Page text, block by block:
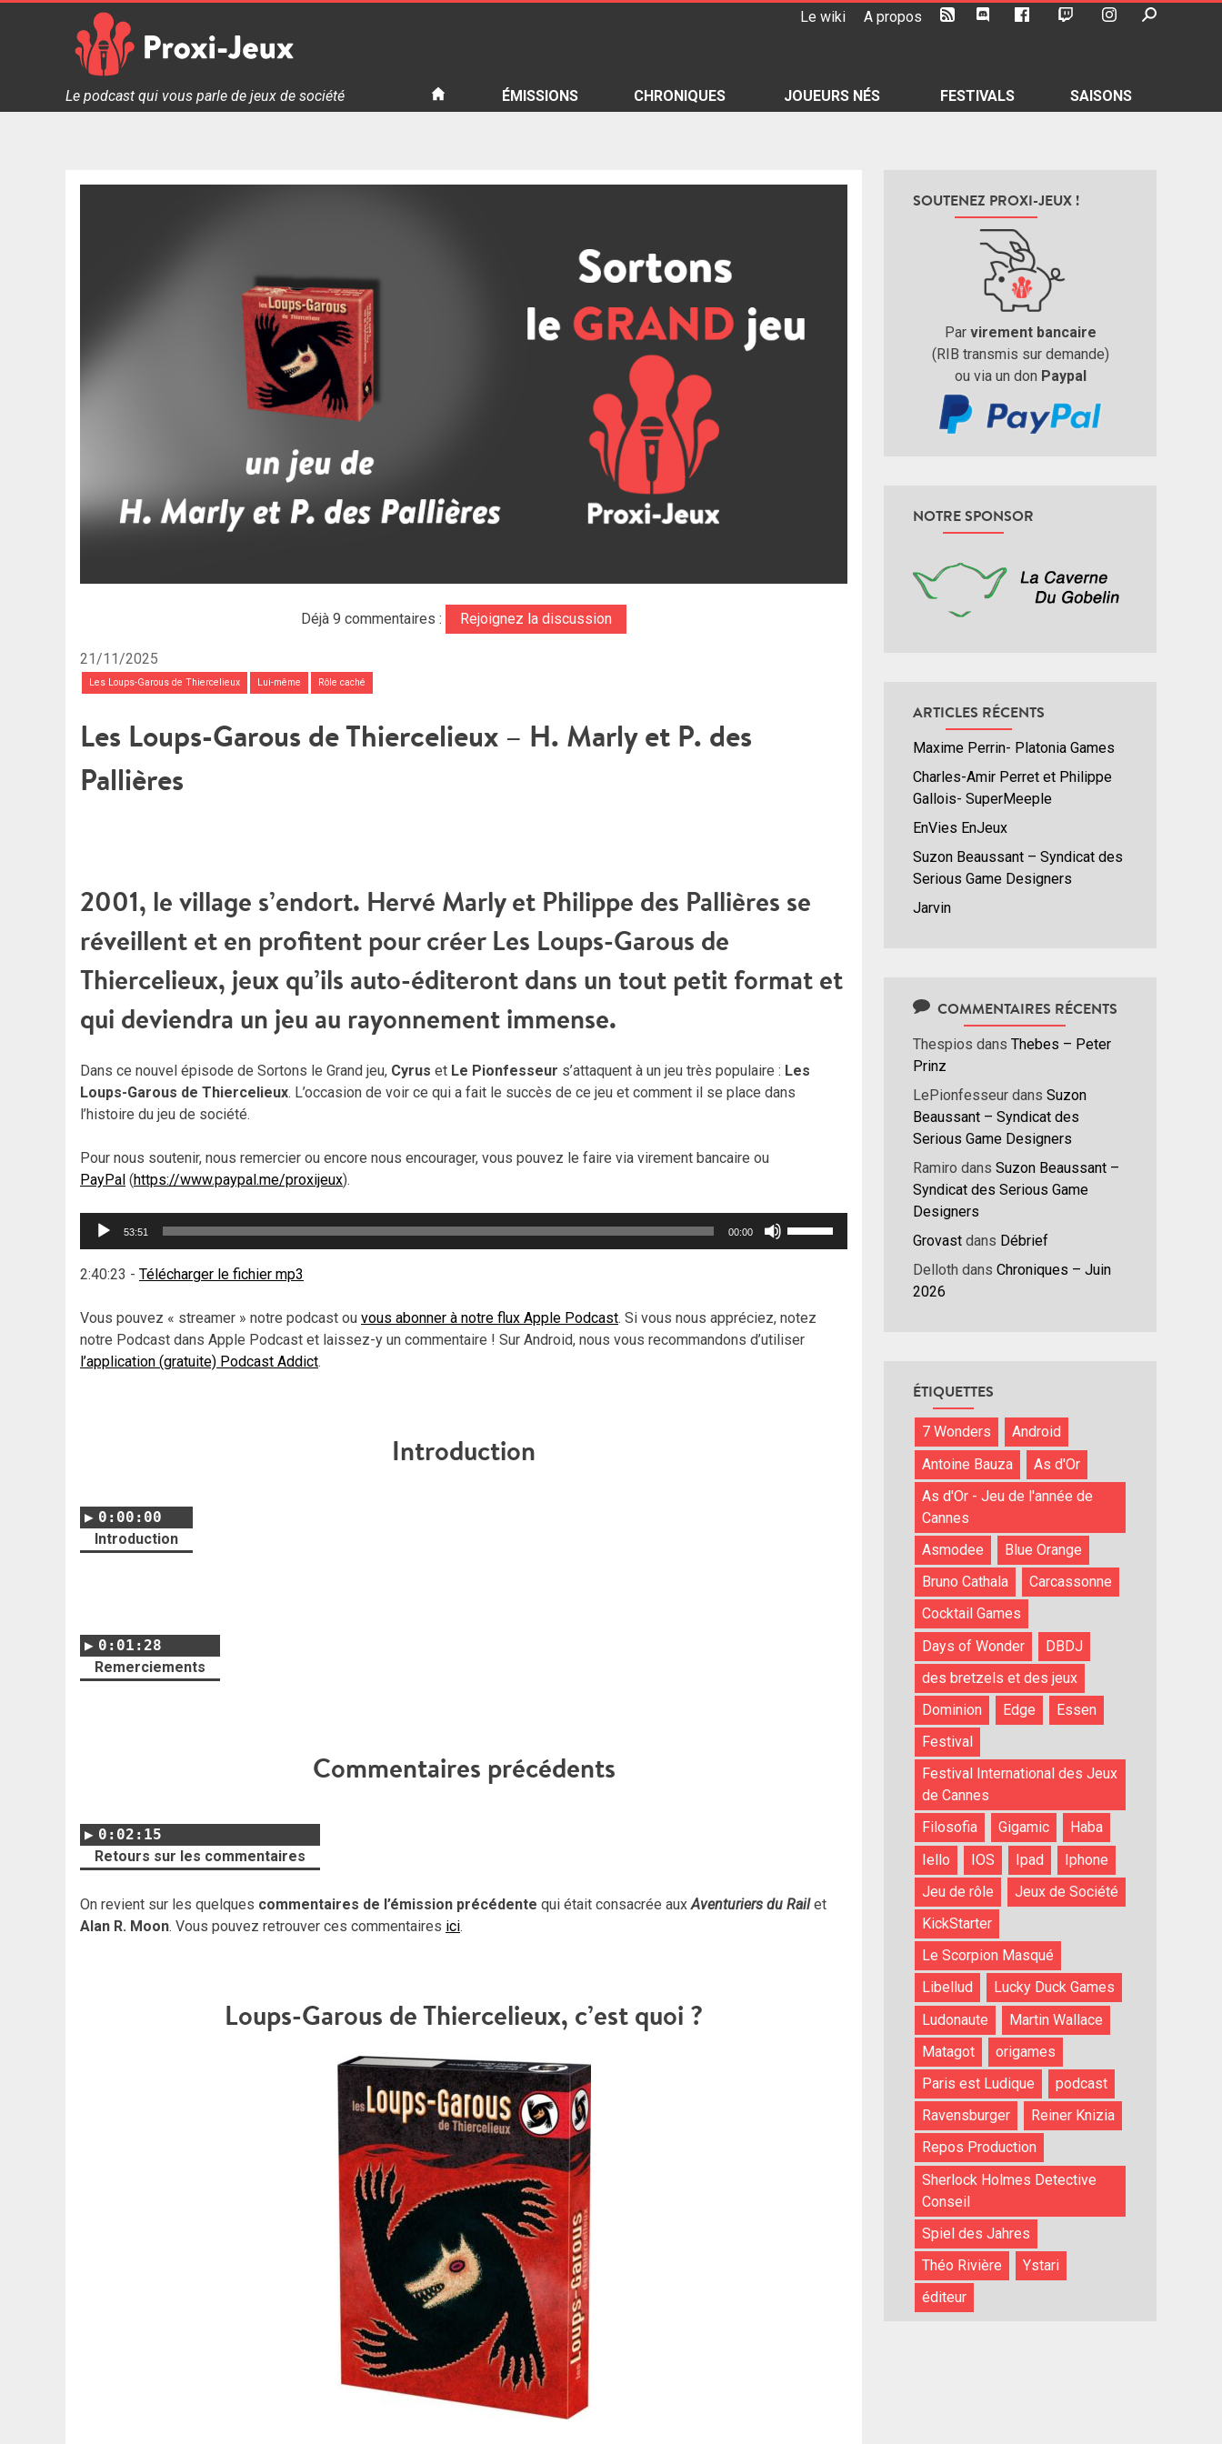
Le wiki A propos
Proxi Jeux - Le podcast qui vous parle de jeux de société
Le podcast qui vous parle de jeux de société ÉMISSIONS CHRONIQUES JOUEURS NÉS FESTIVALS SAISONS
Déjà 9 commentaires : Rejoignez la discussion
21/11/2025
Les Loups-Garous de Thiercelieux Lui-même Rôle caché
Les Loups-Garous de Thiercelieux – H. Marly et P. des
Pallières
2001, le village s’endort. Hervé Marly et Philippe des Pallières se
réveillent et en profitent pour créer Les Loups-Garous de
Thiercelieux, jeux qu’ils auto-éditeront dans un tout petit format et
qui deviendra un jeu au rayonnement immense.
Dans ce nouvel épisode de Sortons le Grand jeu, Cyrus et Le Pionfesseur s’attaquent à un jeu très populaire : Les
Loups-Garous de Thiercelieux. L’occasion de voir ce qui a fait le succès de ce jeu et comment il se place dans
l’histoire du jeu de société.
Pour nous soutenir, nous remercier ou encore nous encourager, vous pouvez le faire via virement bancaire ou
PayPal (https://www.paypal.me/proxijeux).
Lecteur
53:51 00:00
pour
2:40:23 - Télécharger le fichier mp3
Vous pouvez « streamer » notre podcast ou vous abonner à notre flux Apple Podcast. Si vous nous appréciez, notez
notre Podcast dans Apple Podcast et laissez-y un commentaire ! Sur Android, nous vous recommandons d’utiliser
l’application (gratuite) Podcast Addict.
Introduction
0:00:00
Introduction
0:01:28
Remerciements
Commentaires précédents
0:02:15
Retours sur les commentaires
On revient sur les quelques commentaires de l’émission précédente qui était consacrée aux Aventuriers du Railet
Alan R. Moon. Vous pouvez retrouver ces commentaires ici.
Loups-Garous de Thiercelieux, c’est quoi ?
SOUTENEZ PROXI-JEUX !
Par virement bancaire
(RIB transmis sur demande)
ou via un don Paypal
NOTRE SPONSOR
ARTICLES RÉCENTS
Maxime Perrin- Platonia Games
Charles-Amir Perret et Philippe
Gallois- SuperMeeple
EnVies EnJeux
Suzon Beaussant – Syndicat des
Serious Game Designers
Jarvin
COMMENTAIRES RÉCENTS
Thespios dans Thebes – Peter
Prinz
LePionfesseur dans Suzon
Beaussant – Syndicat des
Serious Game Designers
Ramiro dans Suzon Beaussant –
Syndicat des Serious Game
Designers
Grovast dans Débrief
Delloth dans Chroniques – Juin
2026
ÉTIQUETTES
7 Wonders
Android
Antoine Bauza
As d'Or
As d'Or - Jeu de l'année de
Cannes
Asmodee
Blue Orange
Bruno Cathala
Carcassonne
Cocktail Games
Days of Wonder
DBDJ
des bretzels et des jeux
Dominion
Edge
Essen
Festival
Festival International des Jeux
de Cannes
Filosofia
Gigamic
Haba
Iello
IOS Ipad
Iphone
Jeu de rôle
Jeux de Société
KickStarter
Le Scorpion Masqué
Libellud
Lucky Duck Games
Ludonaute
Martin Wallace
Matagot
origames
Paris est Ludique
podcast
Ravensburger
Reiner Knizia
Repos Production
Sherlock Holmes Detective
Conseil
Spiel des Jahres
Théo Rivière
Ystari
éditeur